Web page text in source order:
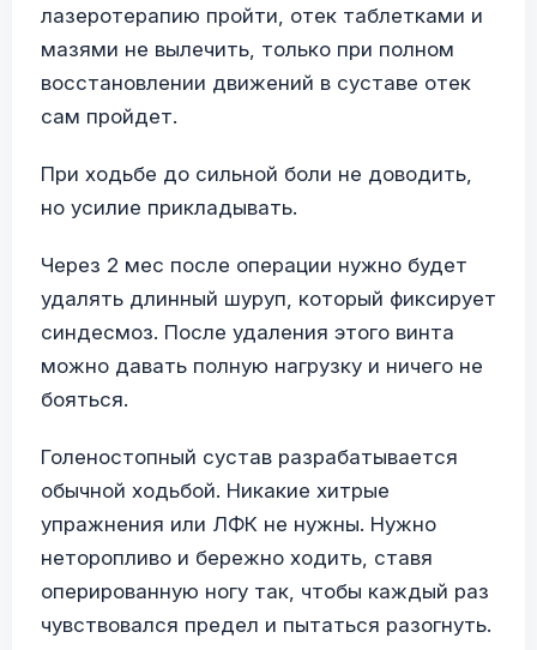
лазеротерапию пройти, отек таблетками и
мазями не вылечить, только при полном
восстановлении движений в суставе отек
сам пройдет.
При ходьбе до сильной боли не доводить,
но усилие прикладывать.
Через 2 мес после операции нужно будет
удалять длинный шуруп, который фиксирует
синдесмоз. После удаления этого винта
можно давать полную нагрузку и ничего не
бояться.
Голеностопный сустав разрабатывается
обычной ходьбой. Никакие хитрые
упражнения или ЛФК не нужны. Нужно
неторопливо и бережно ходить, ставя
оперированную ногу так, чтобы каждый раз
чувствовался предел и пытаться разогнуть.